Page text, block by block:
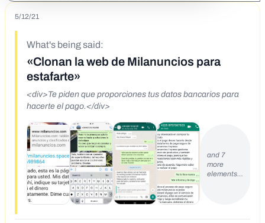
5/12/21
What's being said:
«Clonan la web de Milanuncios para
estafarte»
<div>Te piden que proporciones tus datos bancarios para
hacerte el pago.</div>
and 7
more
elements…